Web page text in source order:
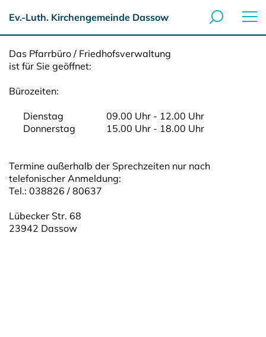
Ev.-Luth. Kirchengemeinde Dassow
Das Pfarrbüro / Friedhofsverwaltung
ist für Sie geöffnet:
Bürozeiten:
Dienstag 09.00 Uhr - 12.00 Uhr
Donnerstag 15.00 Uhr - 18.00 Uhr
Termine außerhalb der Sprechzeiten nur nach
telefonischer Anmeldung:
Tel.: 038826 / 80637
Lübecker Str. 68
23942 Dassow